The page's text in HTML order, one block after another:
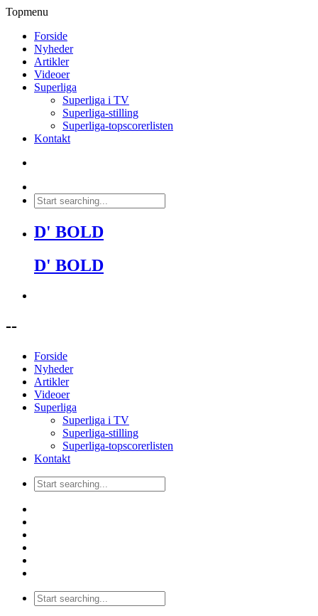
Topmenu
Forside
Nyheder
Artikler
Videoer
Superliga
Superliga i TV
Superliga-stilling
Superliga-topscorerlisten
Kontakt
D' BOLD
D' BOLD
--
Forside
Nyheder
Artikler
Videoer
Superliga
Superliga i TV
Superliga-stilling
Superliga-topscorerlisten
Kontakt